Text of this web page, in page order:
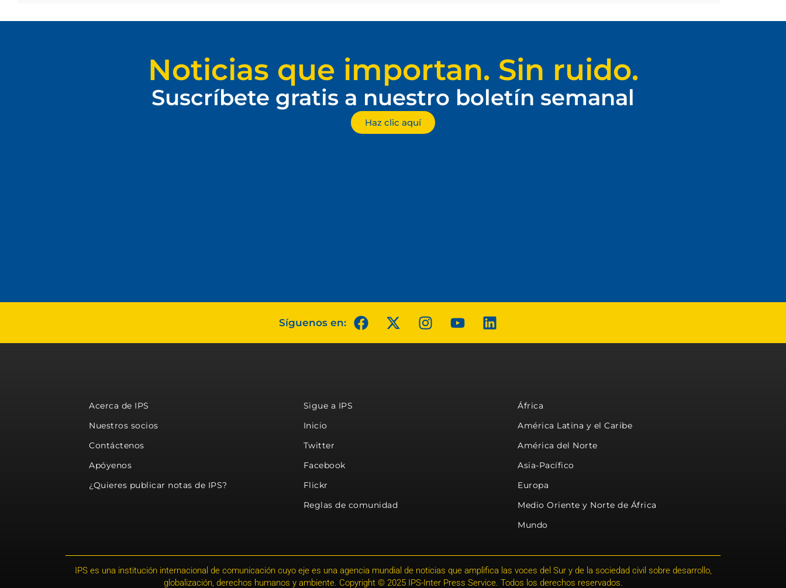
Noticias que importan. Sin ruido.
Suscríbete gratis a nuestro boletín semanal
Haz clic aquí
Síguenos en:
Acerca de IPS
Nuestros socios
Contáctenos
Apóyenos
¿Quieres publicar notas de IPS?
Sigue a IPS
Inicio
Twitter
Facebook
Flickr
Reglas de comunidad
África
América Latina y el Caribe
América del Norte
Asia-Pacífico
Europa
Medio Oriente y Norte de África
Mundo
IPS es una institución internacional de comunicación cuyo eje es una agencia mundial de noticias que amplifica las voces del Sur y de la sociedad civil sobre desarrollo,
globalización, derechos humanos y ambiente. Copyright © 2025 IPS-Inter Press Service. Todos los derechos reservados.